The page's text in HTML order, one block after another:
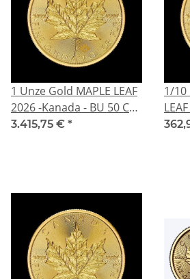
1 Unze Gold MAPLE LEAF
2026 -Kanada - BU 50 CA$
- GoldMaple
3.415,75 € *
1/10
CA$